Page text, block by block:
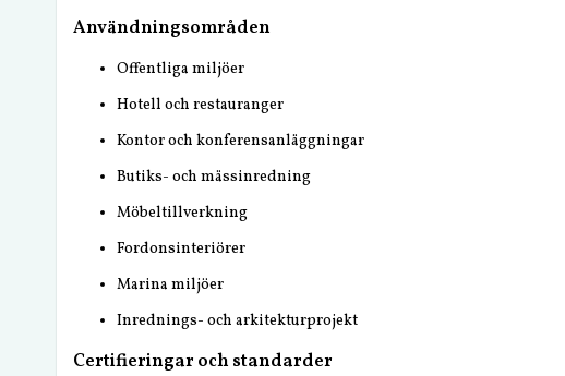
Användningsområden
Offentliga miljöer
Hotell och restauranger
Kontor och konferensanläggningar
Butiks- och mässinredning
Möbeltillverkning
Fordonsinteriörer
Marina miljöer
Inrednings- och arkitekturprojekt
Certifieringar och standarder